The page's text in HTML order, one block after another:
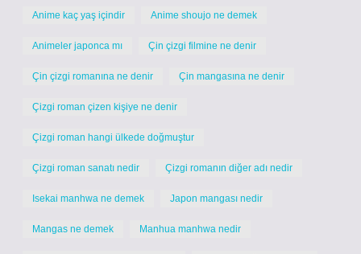
Anime kaç yaş içindir Anime shoujo ne demek
Animeler japonca mı Çin çizgi filmine ne denir
Çin çizgi romanına ne denir Çin mangasına ne denir
Çizgi roman çizen kişiye ne denir
Çizgi roman hangi ülkede doğmuştur
Çizgi roman sanatı nedir Çizgi romanın diğer adı nedir
Isekai manhwa ne demek Japon mangası nedir
Mangas ne demek Manhua manhwa nedir